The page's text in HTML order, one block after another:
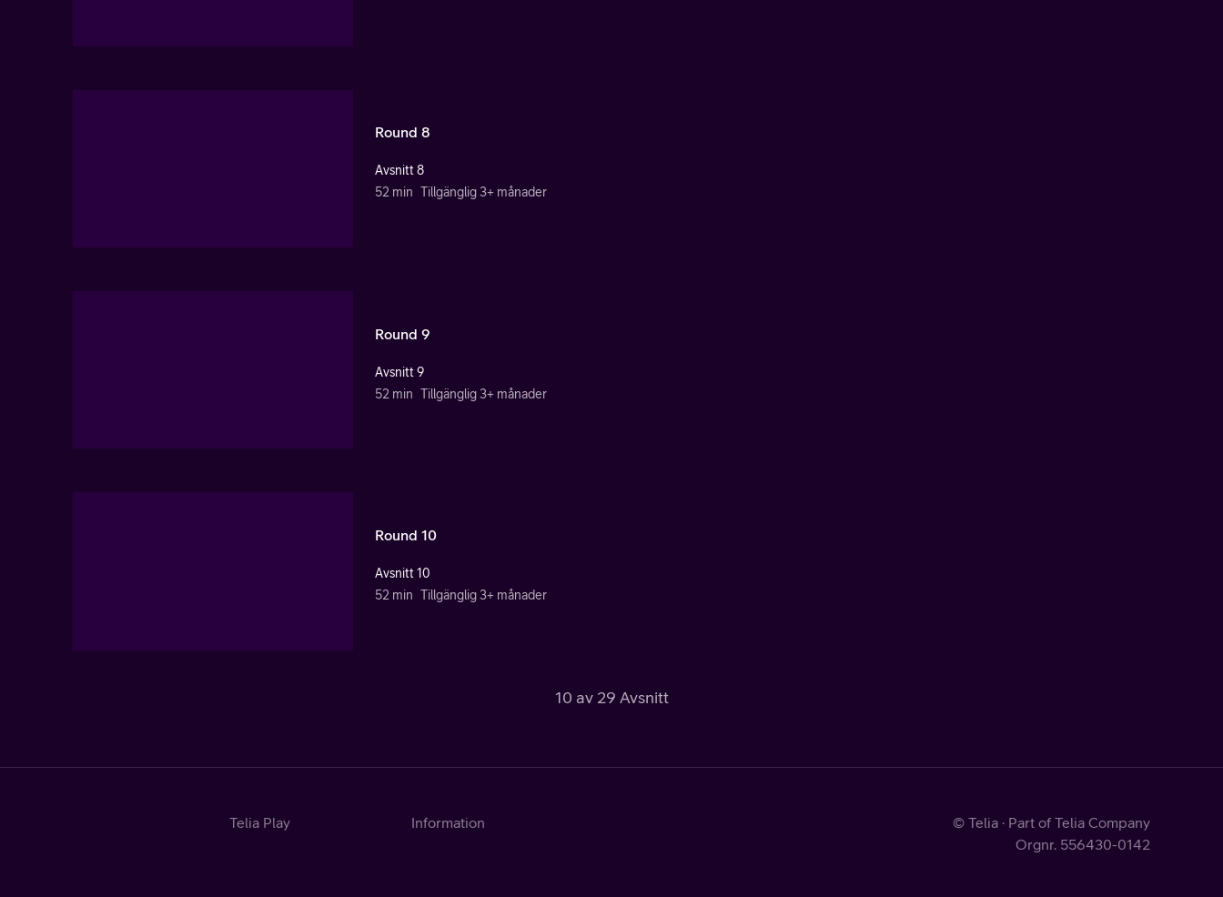
Round 8
Avsnitt 8
52 min Tillgänglig 3+ månader
Round 9
Avsnitt 9
52 min Tillgänglig 3+ månader
Round 10
Avsnitt 10
52 min Tillgänglig 3+ månader
10 av 29 Avsnitt
Telia Play
Information
© Telia · Part of Telia Company
Orgnr. 556430-0142